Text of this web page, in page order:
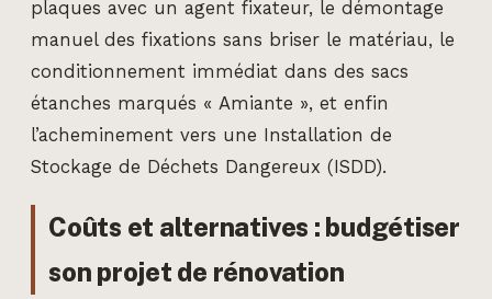
plaques avec un agent fixateur, le démontage
manuel des fixations sans briser le matériau, le
conditionnement immédiat dans des sacs
étanches marqués « Amiante », et enfin
l’acheminement vers une Installation de
Stockage de Déchets Dangereux (ISDD).
Coûts et alternatives : budgétiser
son projet de rénovation